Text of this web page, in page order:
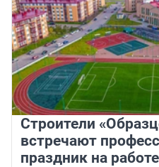
Строители
встречают
праздник на работе